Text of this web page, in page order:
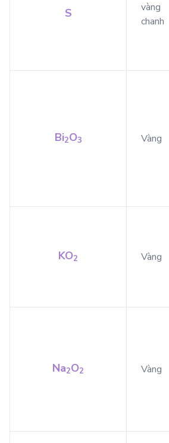
S
vàng
chanh
Bi2O3 Vàng
KO2 Vàng
Na2O2 Vàng